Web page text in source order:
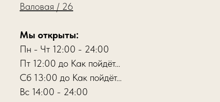
Валовая / 26
Мы открыты:
Пн - Чт 12:00 - 24:00
Пт 12:00 до Как пойдёт…
Сб 13:00 до Как пойдёт…
Вс 14:00 - 24:00